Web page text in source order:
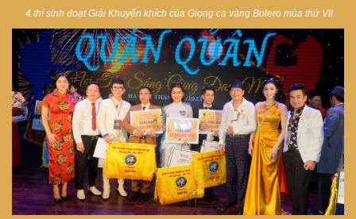
4 thí sinh đoạt Giải Khuyến khích của Giọng ca vàng Bolero mùa thứ VII